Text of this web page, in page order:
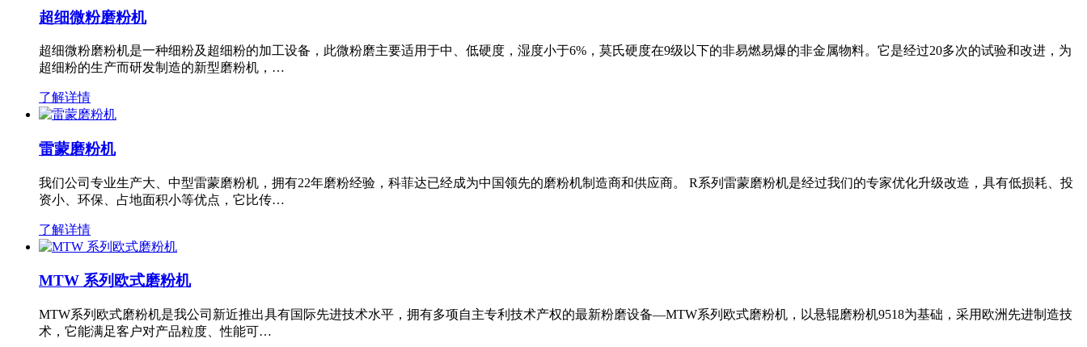
超细微粉磨粉机
超细微粉磨粉机是一种细粉及超细粉的加工设备，此微粉磨主要适用于中、低硬度，湿度小于6%，莫氏硬度在9级以下的非易燃易爆的非金属物料。它是经过20多次的试验和改进，为
超细粉的生产而研发制造的新型磨粉机，…
了解详情
雷蒙磨粉机
我们公司专业生产大、中型雷蒙磨粉机，拥有22年磨粉经验，科菲达已经成为中国领先的磨粉机制造商和供应商。 R系列雷蒙磨粉机是经过我们的专家优化升级改造，具有低损耗、投
资小、环保、占地面积小等优点，它比传…
了解详情
MTW 系列欧式磨粉机
MTW系列欧式磨粉机是我公司新近推出具有国际先进技术水平，拥有多项自主专利技术产权的最新粉磨设备—MTW系列欧式磨粉机，以悬辊磨粉机9518为基础，采用欧洲先进制造技
术，它能满足客户对产品粒度、性能可…